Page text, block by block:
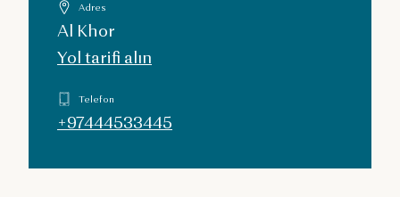
Adres
Al Khor
Yol tarifi alın
Telefon
+97444533445